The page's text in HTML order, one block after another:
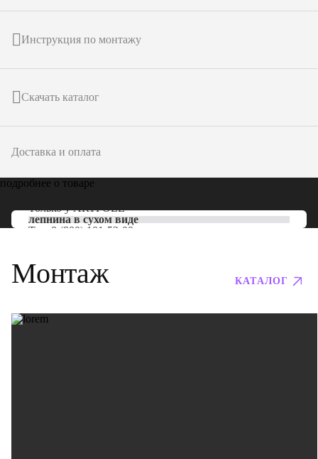
Инструкция по монтажу
Скачать каталог
Доставка и оплата
подробнее о товаре
Только уARTPOLE
лепнина в сухом виде
Тел: 8 (800) 101-53-00
Монтаж КАТАЛОГ